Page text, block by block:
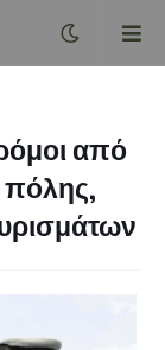
από
πόλης,